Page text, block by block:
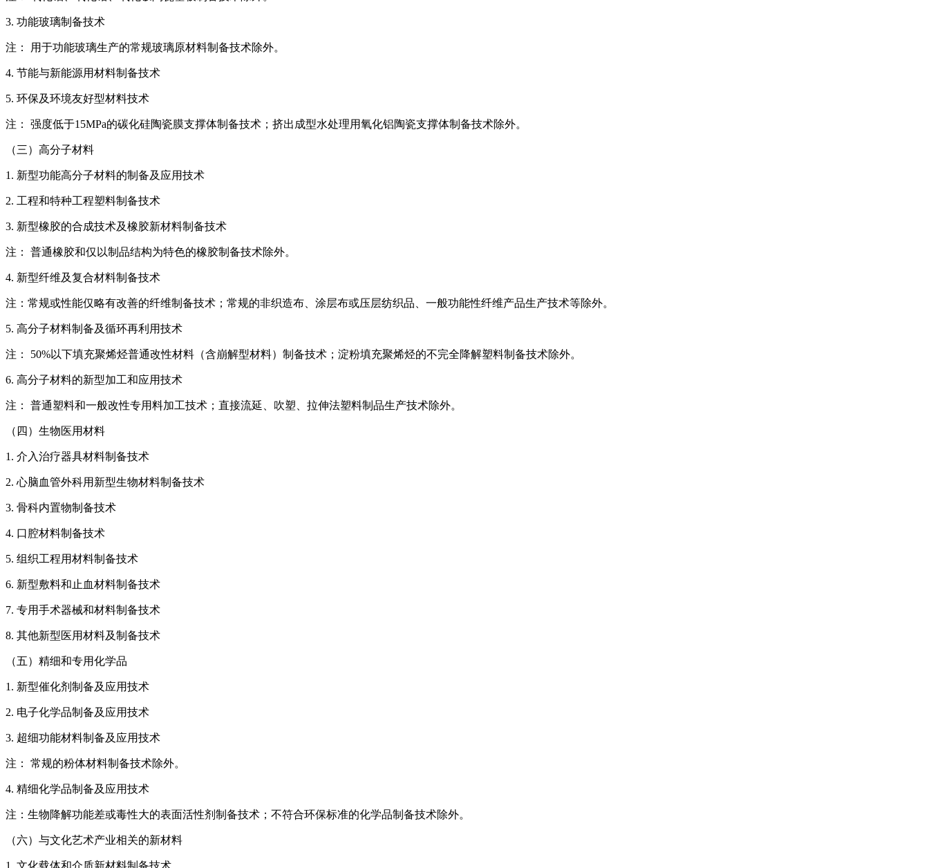
3. 功能玻璃制备技术
注： 用于功能玻璃生产的常规玻璃原材料制备技术除外。
4. 节能与新能源用材料制备技术
5. 环保及环境友好型材料技术
注： 强度低于15MPa的碳化硅陶瓷膜支撑体制备技术；挤出成型水处理用氧化铝陶瓷支撑体制备技术除外。
（三）高分子材料
1. 新型功能高分子材料的制备及应用技术
2. 工程和特种工程塑料制备技术
3. 新型橡胶的合成技术及橡胶新材料制备技术
注： 普通橡胶和仅以制品结构为特色的橡胶制备技术除外。
4. 新型纤维及复合材料制备技术
注：常规或性能仅略有改善的纤维制备技术；常规的非织造布、涂层布或压层纺织品、一般功能性纤维产品生产技术等除外。
5. 高分子材料制备及循环再利用技术
注： 50%以下填充聚烯烃普通改性材料（含崩解型材料）制备技术；淀粉填充聚烯烃的不完全降解塑料制备技术除外。
6. 高分子材料的新型加工和应用技术
注： 普通塑料和一般改性专用料加工技术；直接流延、吹塑、拉伸法塑料制品生产技术除外。
（四）生物医用材料
1. 介入治疗器具材料制备技术
2. 心脑血管外科用新型生物材料制备技术
3. 骨科内置物制备技术
4. 口腔材料制备技术
5. 组织工程用材料制备技术
6. 新型敷料和止血材料制备技术
7. 专用手术器械和材料制备技术
8. 其他新型医用材料及制备技术
（五）精细和专用化学品
1. 新型催化剂制备及应用技术
2. 电子化学品制备及应用技术
3. 超细功能材料制备及应用技术
注： 常规的粉体材料制备技术除外。
4. 精细化学品制备及应用技术
注：生物降解功能差或毒性大的表面活性剂制备技术；不符合环保标准的化学品制备技术除外。
（六）与文化艺术产业相关的新材料
1. 文化载体和介质新材料制备技术